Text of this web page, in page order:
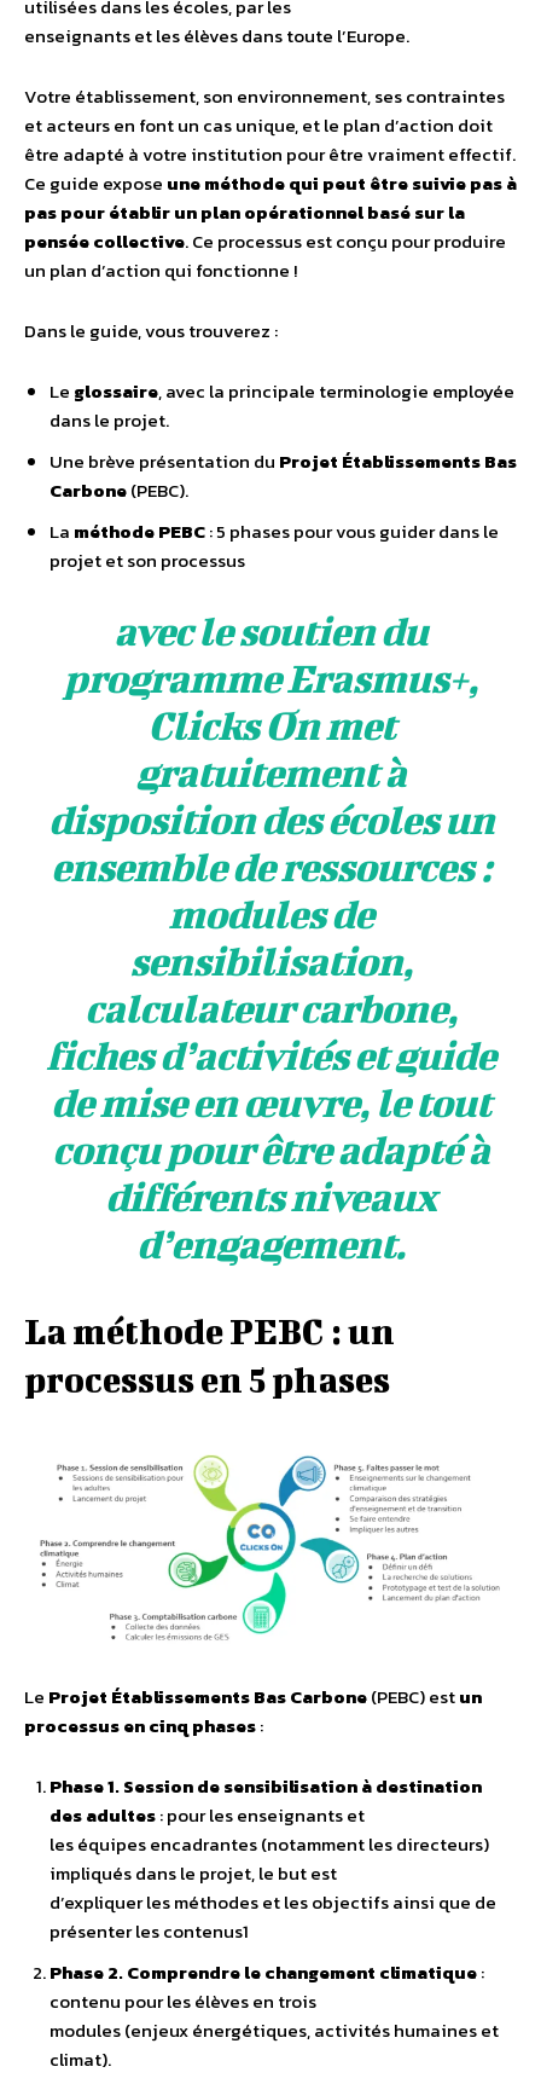
utilisées dans les écoles, par les
enseignants et les élèves dans toute l’Europe.
Votre établissement, son environnement, ses contraintes
et acteurs en font un cas unique, et le plan d’action doit
être adapté à votre institution pour être vraiment effectif.
Ce guide expose une méthode qui peut être suivie pas à
pas pour établir un plan opérationnel basé sur la
pensée collective. Ce processus est conçu pour produire
un plan d’action qui fonctionne !
Dans le guide, vous trouverez :
Le glossaire, avec la principale terminologie employée
dans le projet.
Une brève présentation du Projet Établissements Bas
Carbone(PEBC).
La méthode PEBC: 5 phases pour vous guider dans le
projet et son processus
avec le soutien du
programme Erasmus+,
Clicks On met
gratuitement à
disposition des écoles un
ensemble de ressources :
modules de
sensibilisation,
calculateur carbone,
fiches d’activités et guide
de mise en œuvre, le tout
conçu pour être adapté à
différents niveaux
d’engagement.
La méthode PEBC : un
processus en 5 phases
Le Projet Établissements Bas Carbone(PEBC) estun
processus en cinq phases:
Phase 1. Session de sensibilisation à destination
des adultes: pour les enseignants et
les équipes encadrantes (notamment les directeurs)
impliqués dans le projet, le but est
d’expliquer les méthodes et les objectifs ainsi que de
présenter les contenus1
Phase 2. Comprendre le changement climatique:
contenu pour les élèves en trois
modules (enjeux énergétiques, activités humaines et
climat).